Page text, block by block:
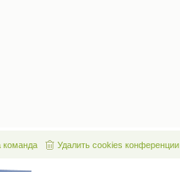
Удалить cookies конференции